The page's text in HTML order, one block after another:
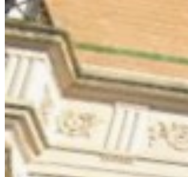
Entreprisesum:
5 mio.
ABR+ +Bredgade 3, 4 1260
00 00 + mail@abrplus.dk CVR: